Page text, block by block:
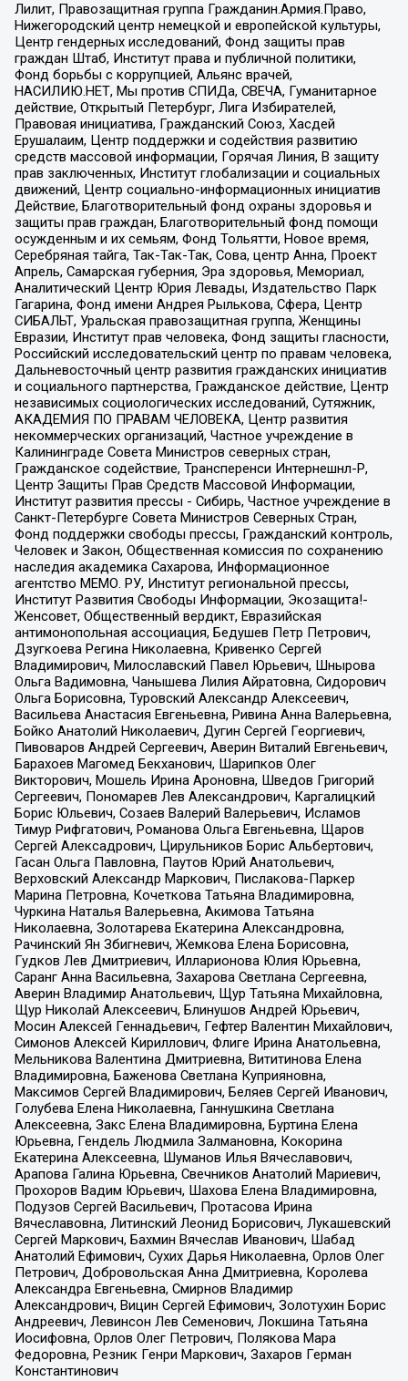
Лилит, Правозащитная группа Гражданин.Армия.Право,
Нижегородский центр немецкой и европейской культуры,
Центр гендерных исследований, Фонд защиты прав
граждан Штаб, Институт права и публичной политики,
Фонд борьбы с коррупцией, Альянс врачей,
НАСИЛИЮ.НЕТ, Мы против СПИДа, СВЕЧА, Гуманитарное
действие, Открытый Петербург, Лига Избирателей,
Правовая инициатива, Гражданский Союз, Хасдей
Ерушалаим, Центр поддержки и содействия развитию
средств массовой информации, Горячая Линия, В защиту
прав заключенных, Институт глобализации и социальных
движений, Центр социально-информационных инициатив
Действие, Благотворительный фонд охраны здоровья и
защиты прав граждан, Благотворительный фонд помощи
осужденным и их семьям, Фонд Тольятти, Новое время,
Серебряная тайга, Так-Так-Так, Сова, центр Анна, Проект
Апрель, Самарская губерния, Эра здоровья, Мемориал,
Аналитический Центр Юрия Левады, Издательство Парк
Гагарина, Фонд имени Андрея Рылькова, Сфера, Центр
СИБАЛЬТ, Уральская правозащитная группа, Женщины
Евразии, Институт прав человека, Фонд защиты гласности,
Российский исследовательский центр по правам человека,
Дальневосточный центр развития гражданских инициатив
и социального партнерства, Гражданское действие, Центр
независимых социологических исследований, Сутяжник,
АКАДЕМИЯ ПО ПРАВАМ ЧЕЛОВЕКА, Центр развития
некоммерческих организаций, Частное учреждение в
Калининграде Совета Министров северных стран,
Гражданское содействие, Трансперенси Интернешнл-Р,
Центр Защиты Прав Средств Массовой Информации,
Институт развития прессы - Сибирь, Частное учреждение в
Санкт-Петербурге Совета Министров Северных Стран,
Фонд поддержки свободы прессы, Гражданский контроль,
Человек и Закон, Общественная комиссия по сохранению
наследия академика Сахарова, Информационное
агентство МЕМО. РУ, Институт региональной прессы,
Институт Развития Свободы Информации, Экозащита!-
Женсовет, Общественный вердикт, Евразийская
антимонопольная ассоциация, Бедушев Петр Петрович,
Дзугкоева Регина Николаевна, Кривенко Сергей
Владимирович, Милославский Павел Юрьевич, Шнырова
Ольга Вадимовна, Чанышева Лилия Айратовна, Сидорович
Ольга Борисовна, Туровский Александр Алексеевич,
Васильева Анастасия Евгеньевна, Ривина Анна Валерьевна,
Бойко Анатолий Николаевич, Дугин Сергей Георгиевич,
Пивоваров Андрей Сергеевич, Аверин Виталий Евгеньевич,
Барахоев Магомед Бекханович, Шарипков Олег
Викторович, Мошель Ирина Ароновна, Шведов Григорий
Сергеевич, Пономарев Лев Александрович, Каргалицкий
Борис Юльевич, Созаев Валерий Валерьевич, Исламов
Тимур Рифгатович, Романова Ольга Евгеньевна, Щаров
Сергей Алексадрович, Цирульников Борис Альбертович,
Гасан Ольга Павловна, Паутов Юрий Анатольевич,
Верховский Александр Маркович, Пислакова-Паркер
Марина Петровна, Кочеткова Татьяна Владимировна,
Чуркина Наталья Валерьевна, Акимова Татьяна
Николаевна, Золотарева Екатерина Александровна,
Рачинский Ян Збигневич, Жемкова Елена Борисовна,
Гудков Лев Дмитриевич, Илларионова Юлия Юрьевна,
Саранг Анна Васильевна, Захарова Светлана Сергеевна,
Аверин Владимир Анатольевич, Щур Татьяна Михайловна,
Щур Николай Алексеевич, Блинушов Андрей Юрьевич,
Мосин Алексей Геннадьевич, Гефтер Валентин Михайлович,
Симонов Алексей Кириллович, Флиге Ирина Анатольевна,
Мельникова Валентина Дмитриевна, Вититинова Елена
Владимировна, Баженова Светлана Куприяновна,
Максимов Сергей Владимирович, Беляев Сергей Иванович,
Голубева Елена Николаевна, Ганнушкина Светлана
Алексеевна, Закс Елена Владимировна, Буртина Елена
Юрьевна, Гендель Людмила Залмановна, Кокорина
Екатерина Алексеевна, Шуманов Илья Вячеславович,
Арапова Галина Юрьевна, Свечников Анатолий Мариевич,
Прохоров Вадим Юрьевич, Шахова Елена Владимировна,
Подузов Сергей Васильевич, Протасова Ирина
Вячеславовна, Литинский Леонид Борисович, Лукашевский
Сергей Маркович, Бахмин Вячеслав Иванович, Шабад
Анатолий Ефимович, Сухих Дарья Николаевна, Орлов Олег
Петрович, Добровольская Анна Дмитриевна, Королева
Александра Евгеньевна, Смирнов Владимир
Александрович, Вицин Сергей Ефимович, Золотухин Борис
Андреевич, Левинсон Лев Семенович, Локшина Татьяна
Иосифовна, Орлов Олег Петрович, Полякова Мара
Федоровна, Резник Генри Маркович, Захаров Герман
Константинович